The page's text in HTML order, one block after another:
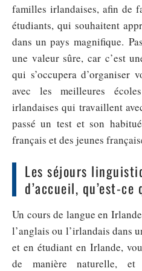
familles irlandaises, afin de
étudiants, qui souhaitent
dans un pays magnifique.
une valeur sûre, car c’est
qui s’occupera d’organiser
avec les meilleures
irlandaises qui travaillent
passé un test et son
français et des jeunes
Les séjours
d’accueil, qu’est-ce
Un cours de langue en
l’anglais ou l’irlandais dans
et en étudiant en Irlande,
de manière naturelle, et